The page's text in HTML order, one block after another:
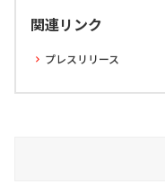
関連リンク
プレスリリース